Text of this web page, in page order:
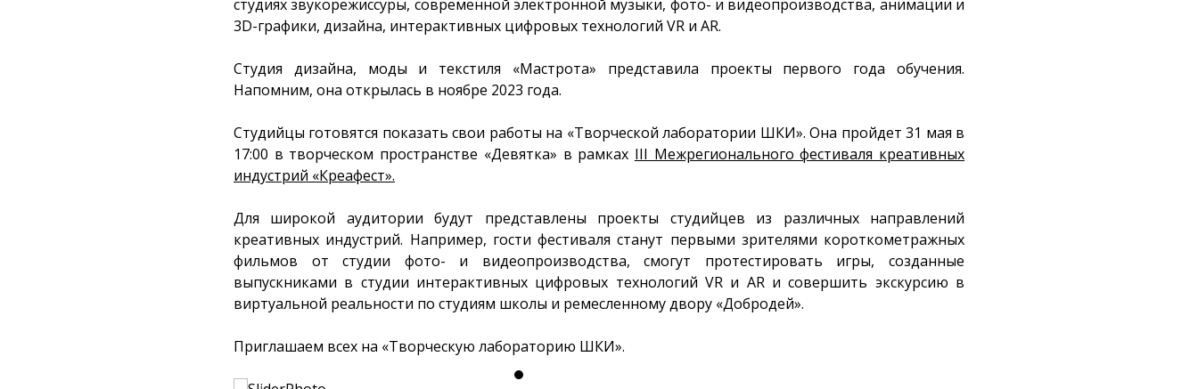
студиях звукорежиссуры, современной электронной музыки, фото- и видеопроизводства, анимации и
3D-графики, дизайна, интерактивных цифровых технологий VR и AR.
Студия дизайна, моды и текстиля «Мастрота» представила проекты первого года обучения.
Напомним, она открылась в ноябре 2023 года.
Студийцы готовятся показать свои работы на «Творческой лаборатории ШКИ». Она пройдет 31 мая в
17:00 в творческом пространстве «Девятка» в рамках III Межрегионального фестиваля креативных
индустрий «Креафест».
Для широкой аудитории будут представлены проекты студийцев из различных направлений
креативных индустрий. Например, гости фестиваля станут первыми зрителями короткометражных
фильмов от студии фото- и видеопроизводства, смогут протестировать игры, созданные
выпускниками в студии интерактивных цифровых технологий VR и AR и совершить экскурсию в
виртуальной реальности по студиям школы и ремесленному двору «Добродей».
Приглашаем всех на «Творческую лабораторию ШКИ».